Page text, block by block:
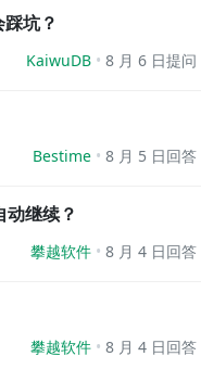
坑？
KaiwuDB 8 月 6 日提问
Bestime 8 月 5 日回答
继续？
攀越软件 8 月 4 日回答
攀越软件 8 月 4 日回答